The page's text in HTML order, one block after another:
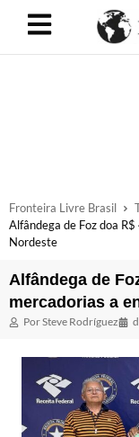
Fronteira Livre Brasil
Alfândega de Foz doa
Nordeste
Alfândega de
mercadorias a
PorSteve Rodríguez